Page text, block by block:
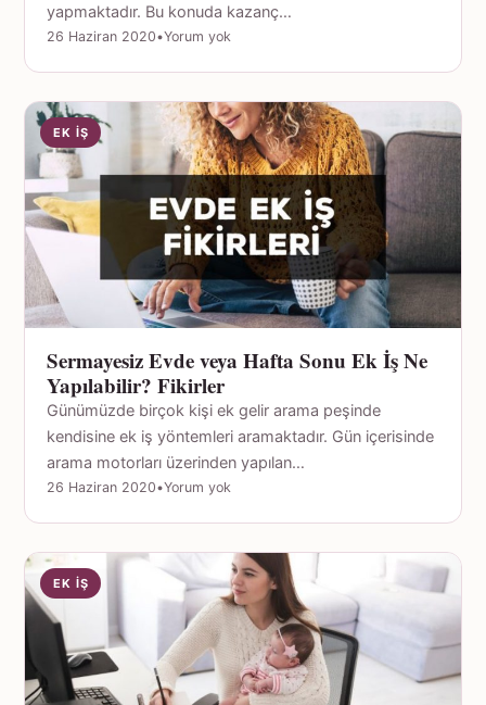
yapmaktadır. Bu konuda kazanç…
26 Haziran 2020•Yorum yok
EK İŞ
Sermayesiz Evde veya Hafta Sonu Ek İş Ne
Yapılabilir? Fikirler
Günümüzde birçok kişi ek gelir arama peşinde
kendisine ek iş yöntemleri aramaktadır. Gün içerisinde
arama motorları üzerinden yapılan…
26 Haziran 2020•Yorum yok
EK İŞ